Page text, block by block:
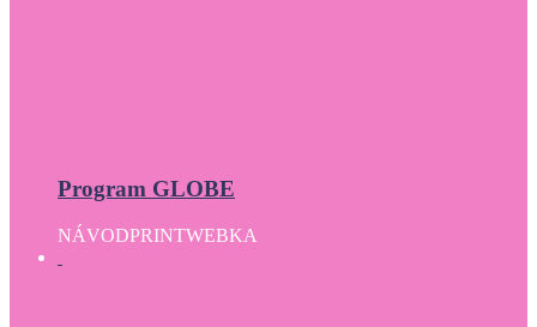
Program GLOBE
NÁVODPRINTWEBKA